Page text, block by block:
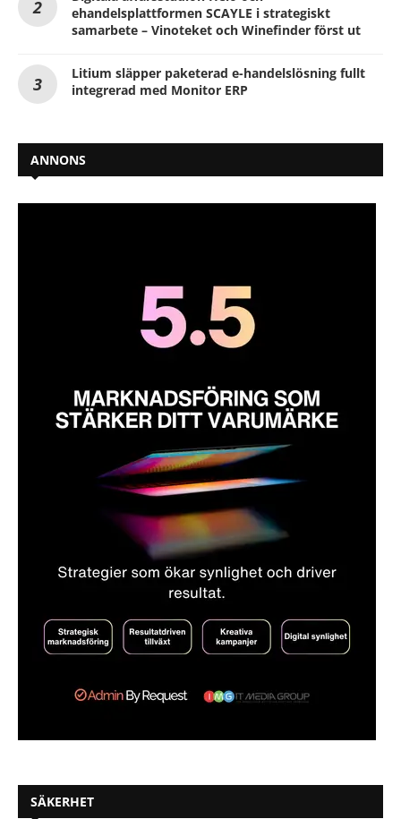
ehandelsplattformen SCAYLE i strategiskt
samarbete – Vinoteket och Winefinder först ut
Litium släpper paketerad e-handelslösning fullt
integrerad med Monitor ERP
ANNONS
SÄKERHET